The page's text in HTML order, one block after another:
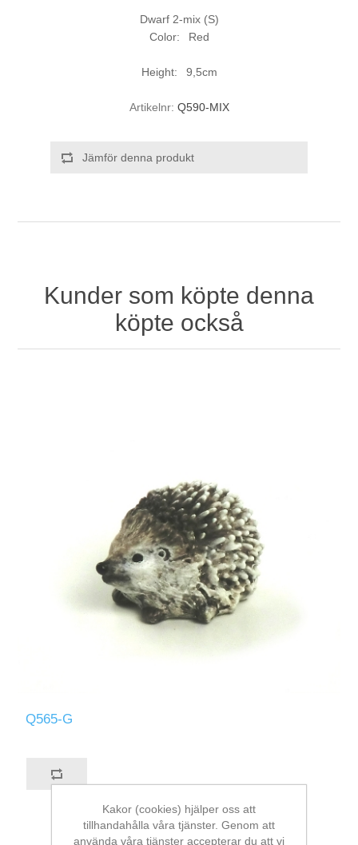
Dwarf 2-mix (S)
Color: Red
Height: 9,5cm
Artikelnr: Q590-MIX
Jämför denna produkt
Kunder som köpte denna
köpte också
Q565-G
Kakor (cookies) hjälper oss att
tillhandahålla våra tjänster. Genom att
använda våra tjänster accepterar du att vi